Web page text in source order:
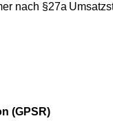
nach §27a
(GPSR)